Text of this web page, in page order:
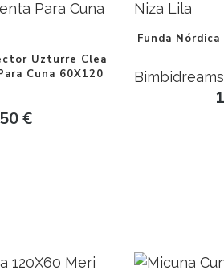
Uzturre Clea
Cuna 60X120
€
Funda
Bimbidreams